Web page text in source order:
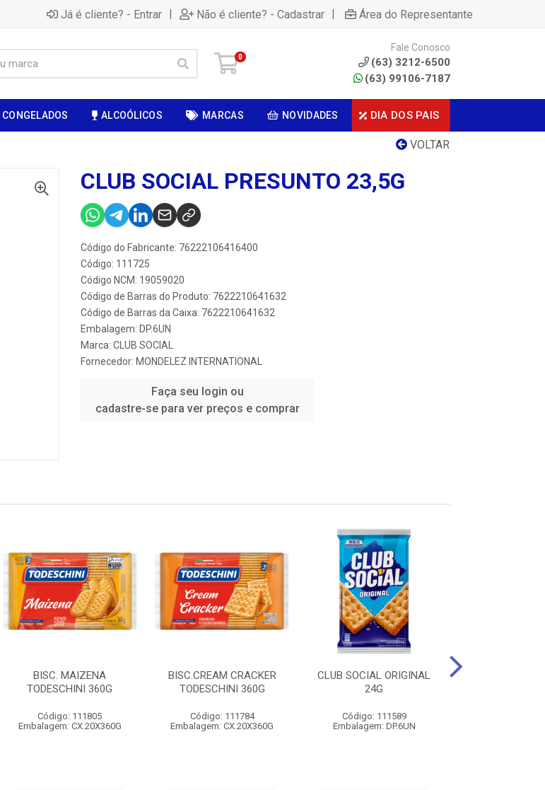
Já é cliente? - Entrar | Não é cliente? - Cadastrar | Área do Representante
0
Fale Conosco
(63) 3212-6500
(63) 99106-7187
CONGELADOS ALCOÓLICOS MARCAS NOVIDADES DIA DOS PAIS
VOLTAR
CLUB SOCIAL PRESUNTO 23,5G
Código do Fabricante: 76222106416400
Código: 111725
Código NCM: 19059020
Código de Barras do Produto: 7622210641632
Código de Barras da Caixa: 7622210641632
Embalagem: DP.6UN
Marca: CLUB SOCIAL
Fornecedor: MONDELEZ INTERNATIONAL
Faça seu login ou
cadastre-se para ver preços e comprar
BISC. MAIZENA
TODESCHINI 360G
Código: 111805
Embalagem: CX.20X360G
BISC.CREAM CRACKER
TODESCHINI 360G
Código: 111784
Embalagem: CX.20X360G
CLUB SOCIAL ORIGINAL
24G
Código: 111589
Embalagem: DP.6UN